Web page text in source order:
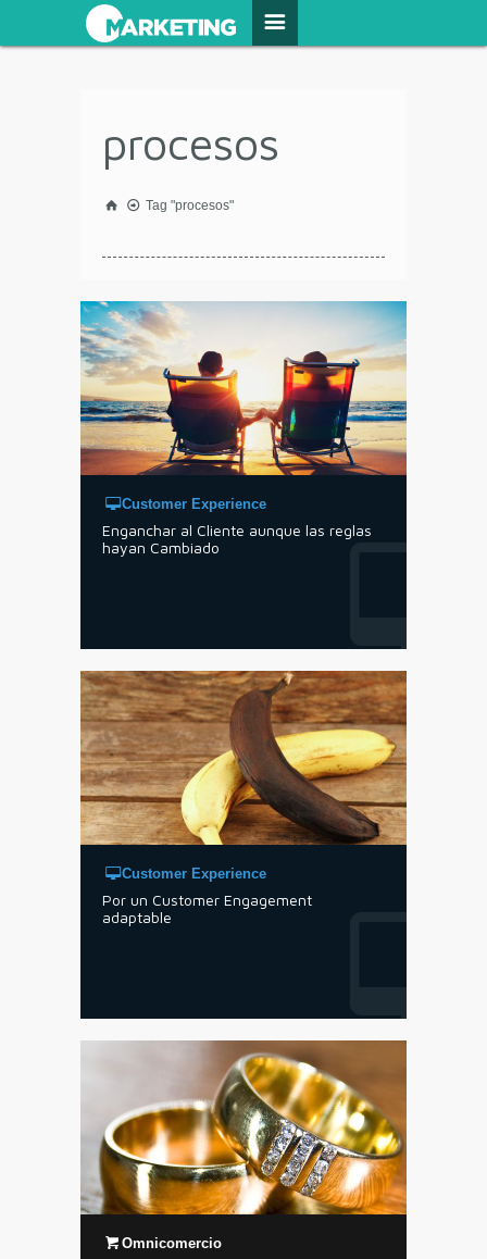
procesos
Tag "procesos"
Customer Experience
Enganchar al Cliente aunque las reglas
hayan Cambiado
Customer Experience
Por un Customer Engagement
adaptable
Omnicomercio